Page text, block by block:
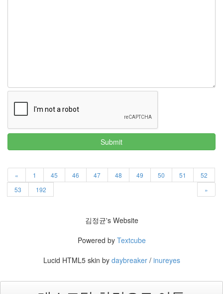
Submit
« 1 45 46 47 48 49 50 51
52
53
192 »
김정균's Website
Powered by Textcube
Lucid HTML5 skin by daybreaker/ inureyes